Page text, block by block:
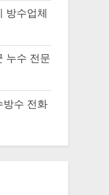
방수업체
누수 전문
방수 전화